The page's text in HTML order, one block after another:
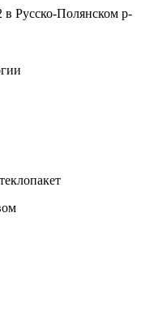
Русско-Полянском р-